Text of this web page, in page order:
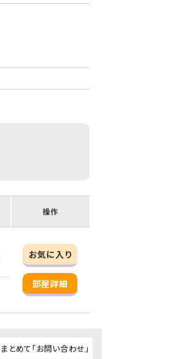
操作
お気に入り
部屋詳細
まとめて「お問い合わせ」